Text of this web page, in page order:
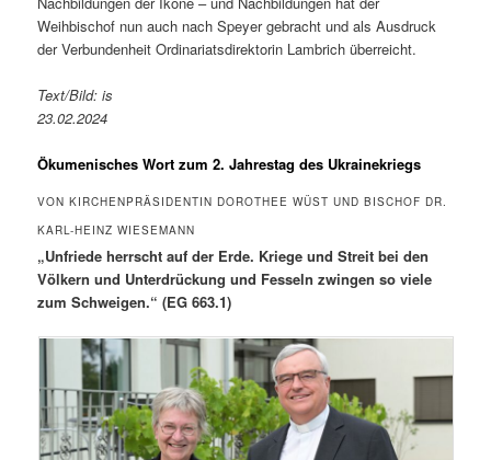
Weihbischof nun auch nach Speyer gebracht und als Ausdruck
der Verbundenheit Ordinariatsdirektorin Lambrich überreicht.
Text/Bild: is
23.02.2024
Ökumenisches Wort zum 2. Jahrestag des Ukrainekriegs
VON KIRCHENPRÄSIDENTIN DOROTHEE WÜST UND BISCHOF DR.
KARL-HEINZ WIESEMANN
„Unfriede herrscht auf der Erde. Kriege und Streit bei den
Völkern und Unterdrückung und Fesseln zwingen so viele
zum Schweigen.“ (EG 663.1)